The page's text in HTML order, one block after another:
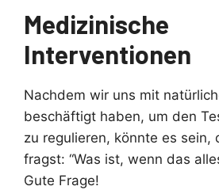
Medizinische
Interventionen
Nachdem wir uns mit
beschäftigt haben, um den
zu regulieren, könnte es sein,
fragst: “Was ist, wenn das
Gute Frage!